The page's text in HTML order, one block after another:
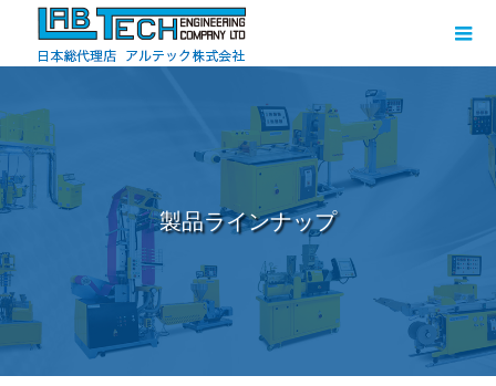
製品ラインナップ